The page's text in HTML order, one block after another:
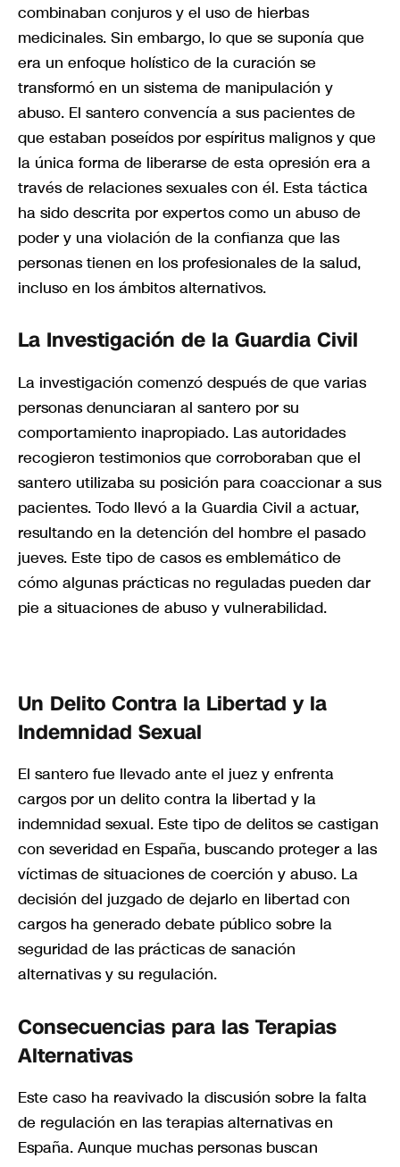
combinaban conjuros y el uso de hierbas
medicinales. Sin embargo, lo que se suponía que
era un enfoque holístico de la curación se
transformó en un sistema de manipulación y
abuso. El santero convencía a sus pacientes de
que estaban poseídos por espíritus malignos y que
la única forma de liberarse de esta opresión era a
través de relaciones sexuales con él. Esta táctica
ha sido descrita por expertos como un abuso de
poder y una violación de la confianza que las
personas tienen en los profesionales de la salud,
incluso en los ámbitos alternativos.
La Investigación de la Guardia Civil
La investigación comenzó después de que varias
personas denunciaran al santero por su
comportamiento inapropiado. Las autoridades
recogieron testimonios que corroboraban que el
santero utilizaba su posición para coaccionar a sus
pacientes. Todo llevó a la Guardia Civil a actuar,
resultando en la detención del hombre el pasado
jueves. Este tipo de casos es emblemático de
cómo algunas prácticas no reguladas pueden dar
pie a situaciones de abuso y vulnerabilidad.
Un Delito Contra la Libertad y la
Indemnidad Sexual
El santero fue llevado ante el juez y enfrenta
cargos por un delito contra la libertad y la
indemnidad sexual. Este tipo de delitos se castigan
con severidad en España, buscando proteger a las
víctimas de situaciones de coerción y abuso. La
decisión del juzgado de dejarlo en libertad con
cargos ha generado debate público sobre la
seguridad de las prácticas de sanación
alternativas y su regulación.
Consecuencias para las Terapias
Alternativas
Este caso ha reavivado la discusión sobre la falta
de regulación en las terapias alternativas en
España. Aunque muchas personas buscan